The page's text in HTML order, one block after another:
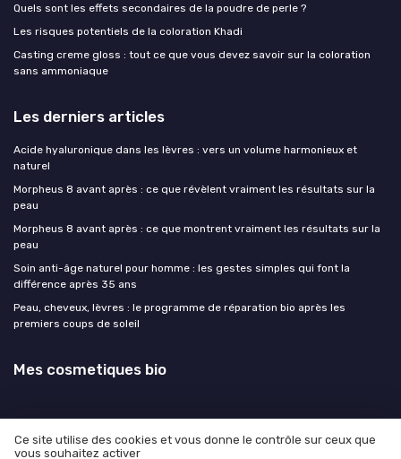
Quels sont les effets secondaires de la poudre de perle ?
Les risques potentiels de la coloration Khadi
Casting creme gloss : tout ce que vous devez savoir sur la coloration
sans ammoniaque
Les derniers articles
Acide hyaluronique dans les lèvres : vers un volume harmonieux et
naturel
Morpheus 8 avant après : ce que révèlent vraiment les résultats sur la
peau
Morpheus 8 avant après : ce que montrent vraiment les résultats sur la
peau
Soin anti-âge naturel pour homme : les gestes simples qui font la
différence après 35 ans
Peau, cheveux, lèvres : le programme de réparation bio après les
premiers coups de soleil
Mes cosmetiques bio
Ce site utilise des cookies et vous donne le contrôle sur ceux que
vous souhaitez activer